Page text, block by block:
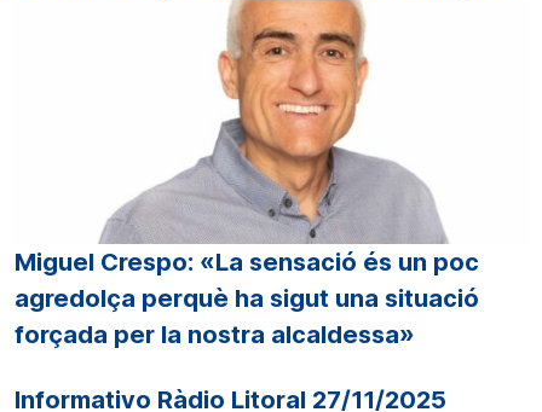
Miguel Crespo: «La sensació és un poc
agredolça perquè ha sigut una situació
forçada per la nostra alcaldessa»
Informativo Ràdio Litoral 27/11/2025